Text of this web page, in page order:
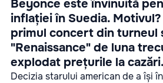
Beyonce este învinuită
inflației în Suedia.
primul concert din turneul
"Renaissance" de luna
explodat prețurile la cazări.
Decizia starului american de a își